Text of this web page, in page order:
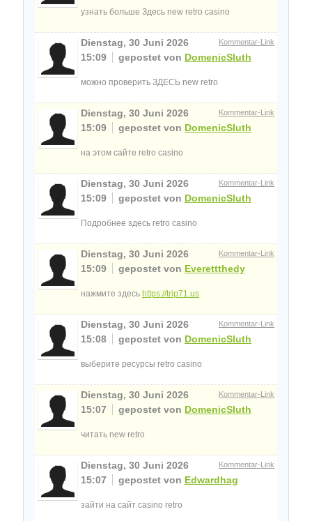
узнать больше Здесь new retro casino
Kommentar-Link
Dienstag, 30 Juni 2026
15:09
gepostet von DomenicSluth
можно проверить ЗДЕСЬ new retro
Kommentar-Link
Dienstag, 30 Juni 2026
15:09
gepostet von DomenicSluth
на этом сайте retro casino
Kommentar-Link
Dienstag, 30 Juni 2026
15:09
gepostet von DomenicSluth
Подробнее здесь retro casino
Kommentar-Link
Dienstag, 30 Juni 2026
15:09
gepostet von Everettthedy
нажмите здесь https://trip71.us
Kommentar-Link
Dienstag, 30 Juni 2026
15:08
gepostet von DomenicSluth
выберите ресурсы retro casino
Kommentar-Link
Dienstag, 30 Juni 2026
15:07
gepostet von DomenicSluth
читать new retro
Kommentar-Link
Dienstag, 30 Juni 2026
15:07
gepostet von Edwardhag
зайти на сайт casino retro